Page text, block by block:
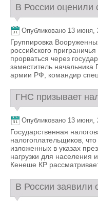
В России оценили
Опубликовано 13 июня,
Группировка
российского
прорваться через
заместитель начальника
армии РФ, командир
ГНС призывает
Опубликовано 13 июня,
Государственная
налогоплательщиков,
изложенных в указах
нагрузки для населения
Кенеше КР
В России заявили